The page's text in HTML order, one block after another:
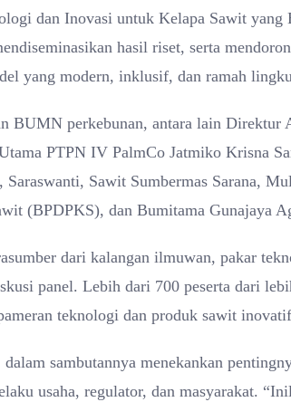
dan Inovasi untuk Kelapa Sawit
hasil riset, serta
yang modern, inklusif, dan ramah
perkebunan, antara lain Direktur
PTPN IV PalmCo Jatmiko Krisna
Sawit Sumbermas Sarana,
(BPDPKS), dan Bumitama Gunajaya
dari kalangan ilmuwan, pakar
panel. Lebih dari 700 peserta dari
teknologi dan produk sawit
sambutannya menekankan
usaha, regulator, dan masyarakat.